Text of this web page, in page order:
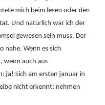
mich beim lesen oder den
Und natürlich war ich der
gewesen sein muss. Der
nahe. Wenn es sich
wenn auch aus
ja! Sich am ersten januar in
nicht erkennt: nehmen